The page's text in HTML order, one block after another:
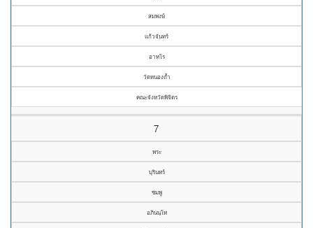
สมพงษ์
แก้วจันทร์
อาทโร
วัดหนองถ้ำ
คณะจังหวัดพิจิตร
7
พระ
บุรินทร์
ชมพู
อภินนฺโท